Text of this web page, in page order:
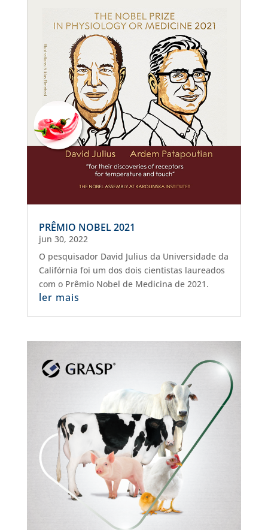
PRÊMIO NOBEL 2021
jun 30, 2022
O pesquisador David Julius da Universidade da
Califórnia foi um dos dois cientistas laureados
com o Prêmio Nobel de Medicina de 2021.
ler mais